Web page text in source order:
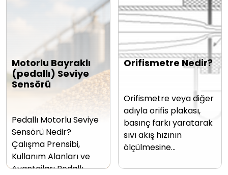
Motorlu Bayraklı
(pedallı) Seviye
Sensörü
Pedallı Motorlu Seviye
Sensörü Nedir?
Çalışma Prensibi,
Kullanım Alanları ve
Avantajları Pedallı…
Orifismetre Nedir?
Orifismetre veya diğer
adıyla orifis plakası,
basınç farkı yaratarak
sıvı akış hızının
ölçülmesine…